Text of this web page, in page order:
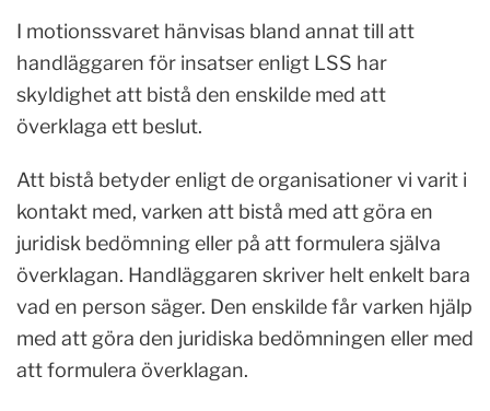
I motionssvaret hänvisas bland annat till att
handläggaren för insatser enligt LSS har
skyldighet att bistå den enskilde med att
överklaga ett beslut.
Att bistå betyder enligt de organisationer vi varit i
kontakt med, varken att bistå med att göra en
juridisk bedömning eller på att formulera själva
överklagan. Handläggaren skriver helt enkelt bara
vad en person säger. Den enskilde får varken hjälp
med att göra den juridiska bedömningen eller med
att formulera överklagan.